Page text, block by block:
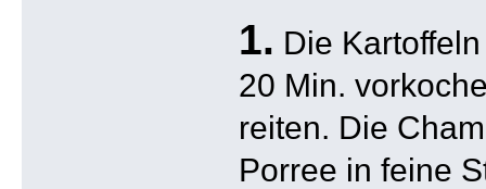
1. Die
20 Min.
reiten. Die
Porree in feine